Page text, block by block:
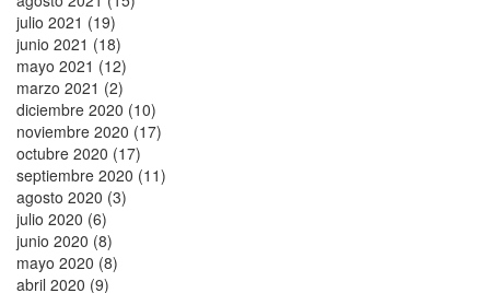
julio 2021 (19)
junio 2021 (18)
mayo 2021 (12)
marzo 2021 (2)
diciembre 2020 (10)
noviembre 2020 (17)
octubre 2020 (17)
septiembre 2020 (11)
agosto 2020 (3)
julio 2020 (6)
junio 2020 (8)
mayo 2020 (8)
abril 2020 (9)